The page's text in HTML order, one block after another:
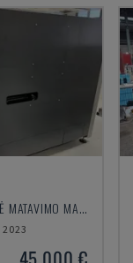
VISCOM - OPTINĖ MATAVIMO MAŠINA
2023